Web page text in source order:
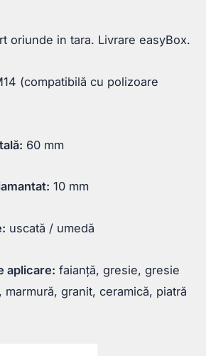
oriunde in tara. Livrare easyBox.
(compatibilă cu polizoare
60 mm
10 mm
uscată / umedă
aplicare: faianță, gresie, gresie
marmură, granit, ceramică, piatră